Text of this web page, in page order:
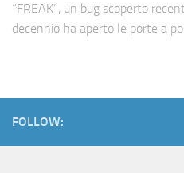
“FREAK”, un bug scoperto
decennio ha aperto le porte a
FOLLOW: